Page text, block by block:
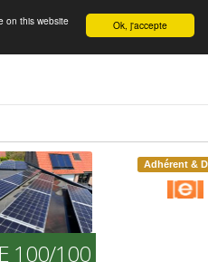
English Ok, j'accepte
on this website
Adhérent &
100/100